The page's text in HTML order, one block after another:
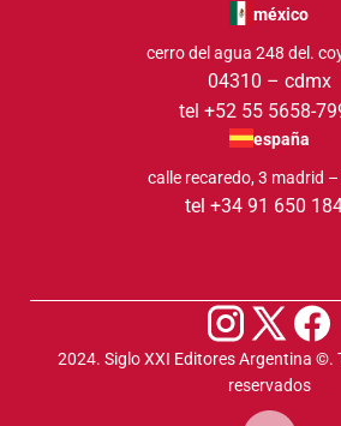
méxico
cerro del agua 248 del.
04310 – cdmx
tel +52 55 5658-
españa
calle recaredo, 3 madrid
tel +34 91 650
2024. Siglo XXI Editores Argentina ©️.
reservados